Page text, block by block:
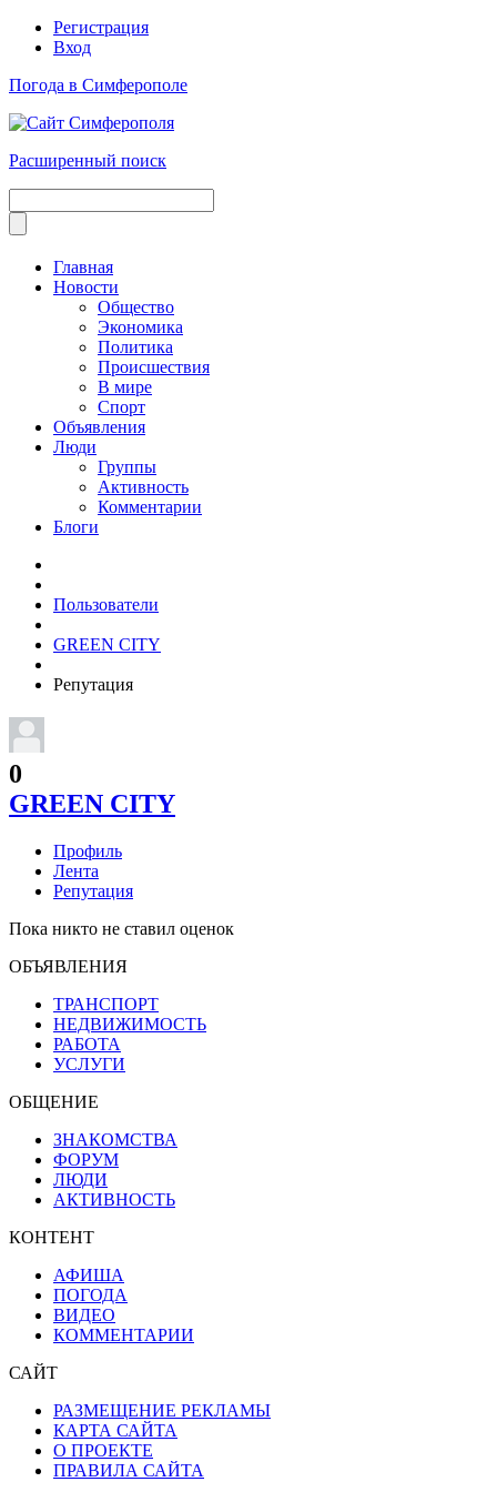
Регистрация
Вход
Погода в Симферополе
Расширенный поиск
Главная
Новости
Общество
Экономика
Политика
Происшествия
В мире
Спорт
Объявления
Люди
Группы
Активность
Комментарии
Блоги
Пользователи
GREEN CITY
Репутация
0
GREEN CITY
Профиль
Лента
Репутация
Пока никто не ставил оценок
ОБЪЯВЛЕНИЯ
ТРАНСПОРТ
НЕДВИЖИМОСТЬ
РАБОТА
УСЛУГИ
ОБЩЕНИЕ
ЗНАКОМСТВА
ФОРУМ
ЛЮДИ
АКТИВНОСТЬ
КОНТЕНТ
АФИША
ПОГОДА
ВИДЕО
КОММЕНТАРИИ
САЙТ
РАЗМЕЩЕНИЕ РЕКЛАМЫ
КАРТА САЙТА
О ПРОЕКТЕ
ПРАВИЛА САЙТА